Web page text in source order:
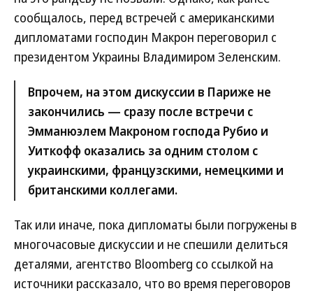
сообщалось, перед встречей с американскими
дипломатами господин Макрон переговорил с
президентом Украины Владимиром Зеленским.
Впрочем, на этом дискуссии в Париже не
закончились — сразу после встречи с
Эмманюэлем Макроном господа Рубио и
Уиткофф оказались за одним столом с
украинскими, французскими, немецкими и
британскими коллегами.
Так или иначе, пока дипломаты были погружены в
многочасовые дискуссии и не спешили делиться
деталями, агентство Bloomberg со ссылкой на
источники рассказало, что во время переговоров